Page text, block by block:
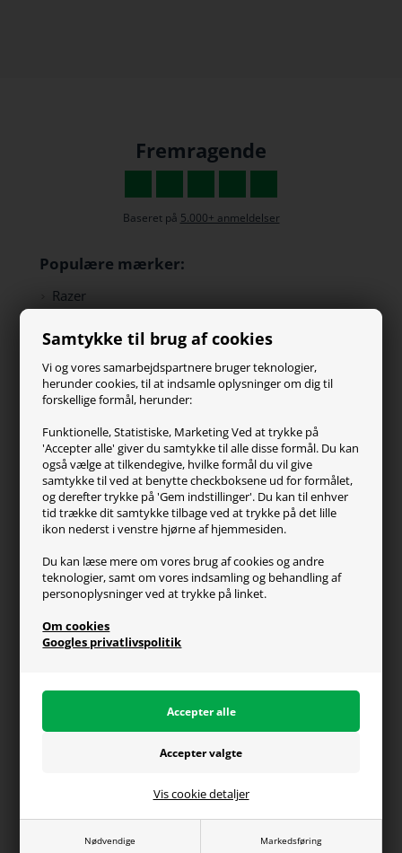
Samtykke til brug af cookies
Vi og vores samarbejdspartnere bruger teknologier,
herunder cookies, til at indsamle oplysninger om dig til
forskellige formål, herunder:
Funktionelle, Statistiske, Marketing Ved at trykke på
'Accepter alle' giver du samtykke til alle disse formål. Du kan
også vælge at tilkendegive, hvilke formål du vil give
samtykke til ved at benytte checkboksene ud for formålet,
og derefter trykke på 'Gem indstillinger'. Du kan til enhver
tid trække dit samtykke tilbage ved at trykke på det lille
ikon nederst i venstre hjørne af hjemmesiden.
Du kan læse mere om vores brug af cookies og andre
teknologier, samt om vores indsamling og behandling af
personoplysninger ved at trykke på linket.
Om cookies
Googles privatlivspolitik
Nødvendige Markedsføring
Vis cookie detaljer
Fremragende
Baseret på 5.000+ anmeldelser
Populære mærker:
Razer
SteelSeries
ZOWIE
Turtle Beach
Kundeservice
Kontakt os
FAQ
Handelsvilkår
Reklamation
Generel info
Om os
Fragt og levering
Du kan altid ringe til os på telefon 98374333